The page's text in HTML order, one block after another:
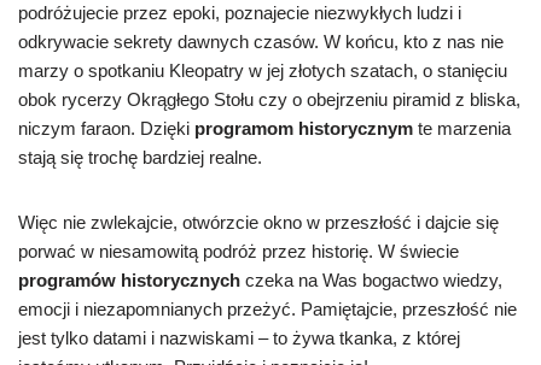
podróżujecie przez epoki, poznajecie niezwykłych ludzi i
odkrywacie sekrety dawnych czasów. W końcu, kto z nas nie
marzy o spotkaniu Kleopatry w jej złotych szatach, o stanięciu
obok rycerzy Okrągłego Stołu czy o obejrzeniu piramid z bliska,
niczym faraon. Dzięki programom historycznym te marzenia
stają się trochę bardziej realne.
Więc nie zwlekajcie, otwórzcie okno w przeszłość i dajcie się
porwać w niesamowitą podróż przez historię. W świecie
programów historycznych czeka na Was bogactwo wiedzy,
emocji i niezapomnianych przeżyć. Pamiętajcie, przeszłość nie
jest tylko datami i nazwiskami – to żywa tkanka, z której